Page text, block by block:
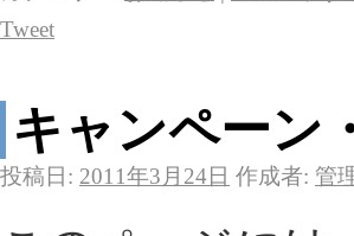
Tweet
キャンペーン
投稿日: 2011年3月24日 作成者: 管